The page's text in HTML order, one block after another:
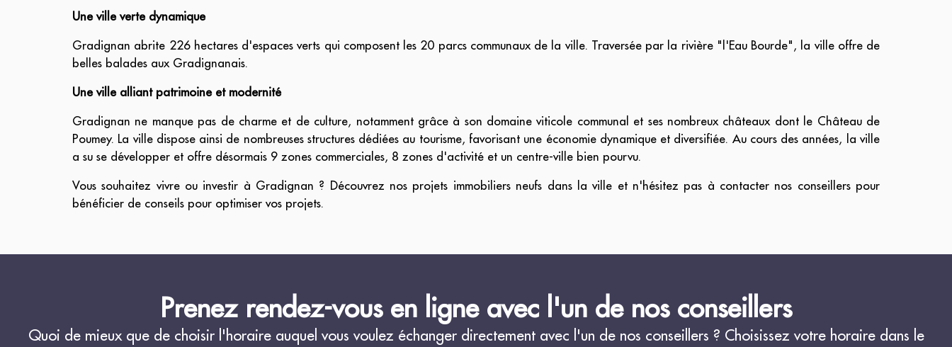
Une ville verte dynamique
Gradignan abrite 226 hectares d'espaces verts qui composent les 20 parcs communaux de la ville. Traversée par la rivière "l'Eau Bourde", la ville offre de
belles balades aux Gradignanais.
Une ville alliant patrimoine et modernité
Gradignan ne manque pas de charme et de culture, notamment grâce à son domaine viticole communal et ses nombreux châteaux dont le Château de
Poumey. La ville dispose ainsi de nombreuses structures dédiées au tourisme, favorisant une économie dynamique et diversifiée. Au cours des années, la ville
a su se développer et offre désormais 9 zones commerciales, 8 zones d'activité et un centre-ville bien pourvu.
Vous souhaitez vivre ou investir à Gradignan ? Découvrez nos projets immobiliers neufs dans la ville et n'hésitez pas à contacter nos conseillers pour
bénéficier de conseils pour optimiser vos projets.
Prenez rendez-vous en ligne avec l'un de nos conseillers
Quoi de mieux que de choisir l'horaire auquel vous voulez échanger directement avec l'un de nos conseillers ? Choisissez votre horaire dans le